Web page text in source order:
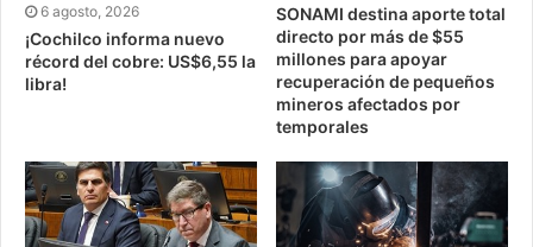
6 agosto, 2026
¡Cochilco informa nuevo
récord del cobre: US$6,55 la
libra!
SONAMI destina aporte total
directo por más de $55
millones para apoyar
recuperación de pequeños
mineros afectados por
temporales